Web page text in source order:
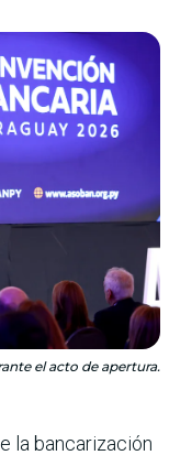
el acto de apertura.
la bancarización